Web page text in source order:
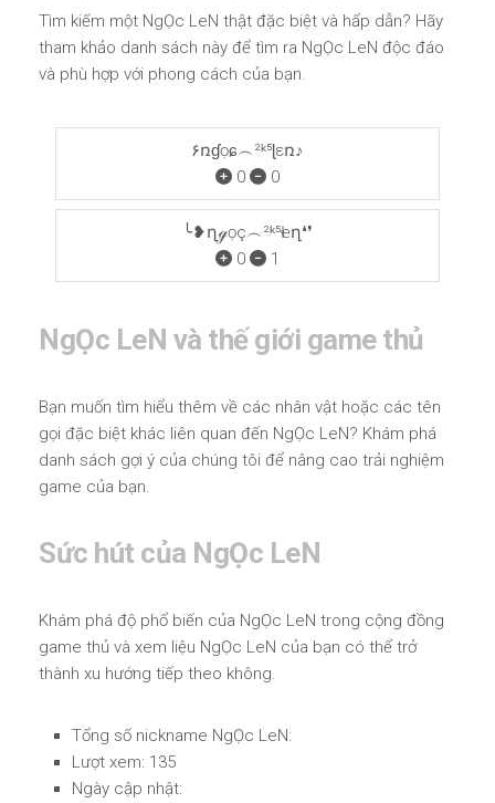
Tìm kiếm một NgỌc LeN thật đặc biệt và hấp dẫn? Hãy
tham khảo danh sách này để tìm ra NgỌc LeN độc đáo
và phù hợp với phong cách của bạn.
۶ռɠọɕ︵²ᵏ⁵ɭεռ♪
0
0
╰❥ղℊọç︵²ᵏ⁵Ӏҽղ❛❜
0
1
NgỌc LeN và thế giới game thủ
Bạn muốn tìm hiểu thêm về các nhân vật hoặc các tên
gọi đặc biệt khác liên quan đến NgỌc LeN? Khám phá
danh sách gợi ý của chúng tôi để nâng cao trải nghiệm
game của bạn.
Sức hút của NgỌc LeN
Khám phá độ phổ biến của NgỌc LeN trong cộng đồng
game thủ và xem liệu NgỌc LeN của bạn có thể trở
thành xu hướng tiếp theo không.
Tổng số nickname NgỌc LeN:
Lượt xem: 135
Ngày cập nhật: